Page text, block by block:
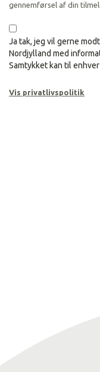
gennemførsel af din
Ja tak, jeg vil gerne
Nordjylland med
Samtykket kan til
Vis privatlivspolitik